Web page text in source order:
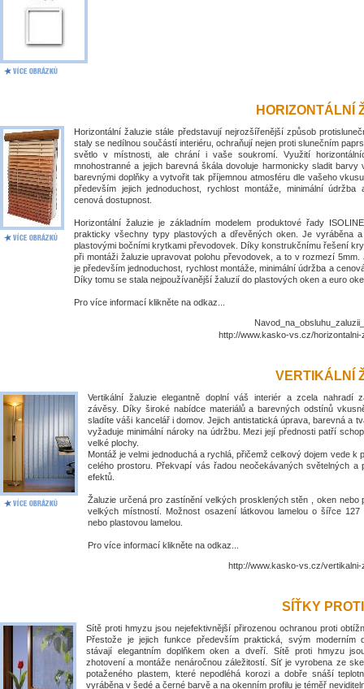
HORIZONTÁLNÍ
Horizontální žaluzie stále představují nejrozšířenější způsob
staly se nedílnou součástí interiéru, ochraňují nejen proti slunečním
světlo v místnosti, ale chrání i vaše soukromí. Využití
mnohostranné a jejich barevná škála dovoluje harmonicky sladit barvy
barevnými doplňky a vytvořit tak příjemnou atmosféru dle vašeho
především jejich jednoduchost, rychlost montáže, minimální údržba
cenová dostupnost.
Horizontální žaluzie je základním modelem produktové řady
prakticky všechny typy plastových a dřevěných oken. Je vyráběna
plastovými bočními krytkami převodovek. Díky konstrukčnímu řešení
při montáži žaluzie upravovat polohu převodovek, a to v rozmezí 5mm.
je především jednoduchost, rychlost montáže, minimální údržba a
Díky tomu se stala nejpoužívanější žaluzií do plastových oken a euro
Pro více informací klikněte na odkaz...
http://www.kasko-vs.cz/horizontalni-
VERTIKÁLNÍ
Vertikální žaluzie elegantně doplní váš interiér a zcela nahradí
závěsy. Díky široké nabídce materiálů a barevných odstínů
sladíte váši kancelář i domov. Jejich antistatická úprava, barevná a
vyžaduje minimální nároky na údržbu. Mezi její přednosti patří
velké plochy.
Montáž je velmi jednoduchá a rychlá, přičemž celkový dojem vede k
celého prostoru. Překvapí vás řadou neočekávaných světelných a
efektů.
Žaluzie určená pro zastínění velkých prosklených stěn , oken nebo
velkých místností. Možnost osazení látkovou lamelou o šířce 127
nebo plastovou lamelou.
Pro více informací klikněte na odkaz...
http://www.kasko-vs.cz/vertikalni-
SÍŤKY
Sítě proti hmyzu jsou nejefektivnější přirozenou ochranou proti
Přestože je jejich funkce především praktická, svým moderním
stávají elegantním doplňkem oken a dveří. Sítě proti hmyzu
zhotovení a montáže nenáročnou záležitostí. Síť je vyrobena ze
potaženého plastem, které nepodléhá korozi a dobře snáší
vyráběna v šedé a černé barvě a na okenním profilu je téměř